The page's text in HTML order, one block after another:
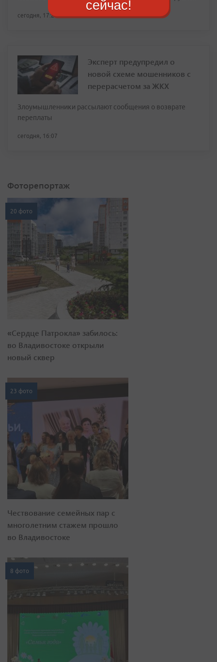
сегодня, 17:21
Эксперт предупредил о
новой схеме мошенников с
перерасчетом за ЖКХ
Злоумышленники рассылают сообщения о возврате
переплаты
сегодня, 16:07
Фоторепортаж
20 фото
«Сердце Патрокла» забилось:
во Владивостоке открыли
новый сквер
23 фото
Чествование семейных пар с
многолетним стажем прошло
во Владивостоке
8 фото
сейчас!